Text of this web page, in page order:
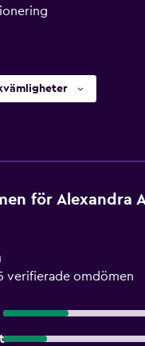
för Alexandra
verifierade omdömen